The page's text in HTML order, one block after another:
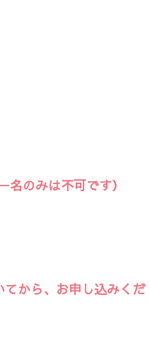
のみは不可です）
から、お申し込みくだ